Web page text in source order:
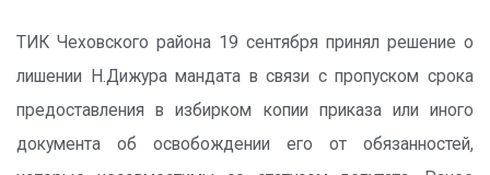
ТИК Чеховского района 19 сентября принял решение о
лишении Н.Дижура мандата в связи с пропуском срока
предоставления в избирком копии приказа или иного
документа об освобождении его от обязанностей,